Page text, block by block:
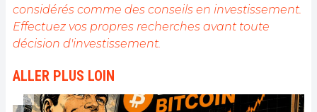
considérés comme des conseils en investissement.
Effectuez vos propres recherches avant toute
décision d'investissement.
ALLER PLUS LOIN